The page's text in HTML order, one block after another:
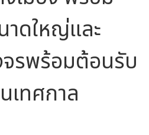
ดใหญ่และ
รพร้อมต้อนรับ
เทศกาล